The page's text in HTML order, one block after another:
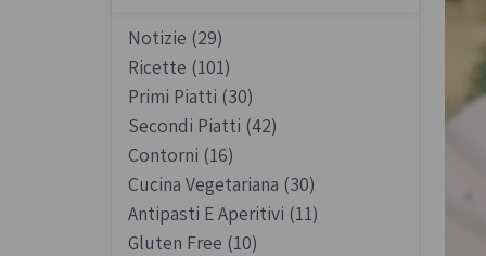
Biscotti, cioccolato e
dolci
Biscotti artigianali
Notizie (29)
Ricette (101)
Primi Piatti (30)
Secondi Piatti (42)
Contorni (16)
Cucina Vegetariana (30)
Antipasti E Aperitivi (11)
Gluten Free (10)